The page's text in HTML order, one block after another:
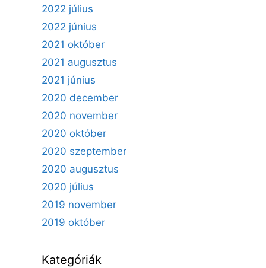
2022 július
2022 június
2021 október
2021 augusztus
2021 június
2020 december
2020 november
2020 október
2020 szeptember
2020 augusztus
2020 július
2019 november
2019 október
Kategóriák